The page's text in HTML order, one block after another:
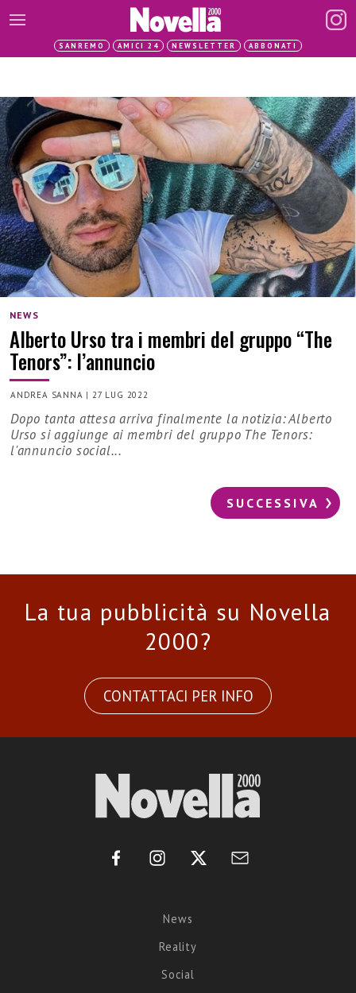
SANREMO AMICI 24 NEWSLETTER ABBONATI
NEWS
Alberto Urso tra i membri del gruppo “The
Tenors”: l’annuncio
ANDREA SANNA |27 LUG 2022
Dopo tanta attesa arriva finalmente la notizia: Alberto
Urso si aggiunge ai membri del gruppo The Tenors:
l'annuncio social...
SUCCESSIVA
La tua pubblicità su Novella
2000?
CONTATTACI PER INFO
News
Reality
Social